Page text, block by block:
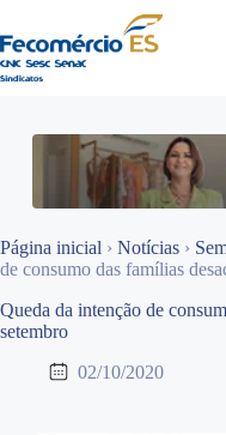
para
o
conteúdo
Página inicial › Notícias ›
de consumo das famílias
Queda da intenção de
setembro
02/10/2020